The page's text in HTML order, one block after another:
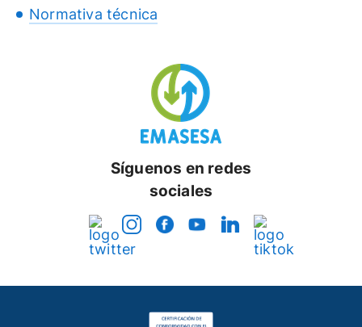
Normativa técnica
Síguenos en redes
sociales